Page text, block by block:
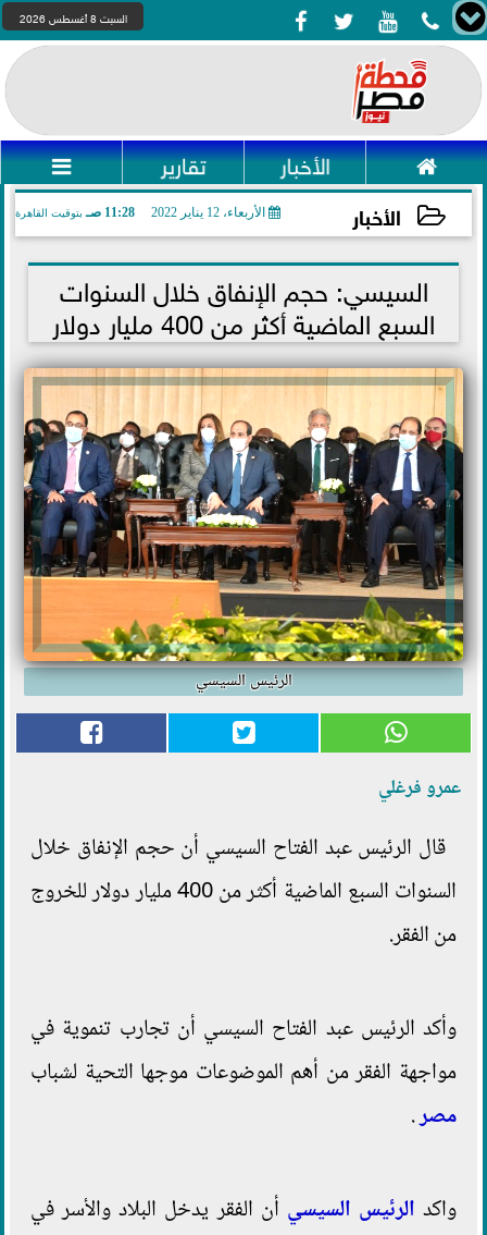
    السبت 8 أغسطس 2026
 الأخبار تقارير 
الأخبار الأربعاء، 12 يناير 2022 11:28 صـ بتوقيت القاهرة
2022-01-12 11:28:32السيسي: حجم الإنفاق خلال السنوات
السبع الماضية أكثر من 400 مليار دولار
الرئيس السيسي
عمرو فرغلي
قال الرئيس عبد الفتاح السيسي أن حجم الإنفاق خلال
السنوات السبع الماضية أكثر من 400 مليار دولار للخروج
من الفقر.
وأكد الرئيس عبد الفتاح السيسي أن تجارب تنموية في
مواجهة الفقر من أهم الموضوعات موجها التحية لشباب
مصر.
واكد الرئيس السيسي أن الفقر يدخل البلاد والأسر في